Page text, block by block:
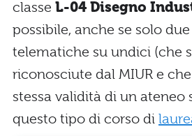
classe L-04 Disegno
possibile, anche se solo
telematiche su undici (che
riconosciute dal MIUR e
stessa validità di un ateneo
questo tipo di corso di